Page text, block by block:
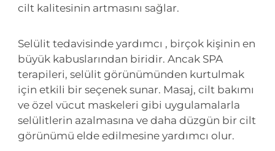
cilt kalitesinin artmasını sağlar.
Selülit tedavisinde yardımcı , birçok kişinin en
büyük kabuslarından biridir. Ancak SPA
terapileri, selülit görünümünden kurtulmak
için etkili bir seçenek sunar. Masaj, cilt bakımı
ve özel vücut maskeleri gibi uygulamalarla
selülitlerin azalmasına ve daha düzgün bir cilt
görünümü elde edilmesine yardımcı olur.